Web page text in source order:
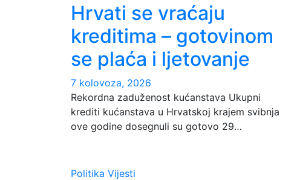
Hrvati se vraćaju
kreditima – gotovinom
se plaća i ljetovanje
7 kolovoza, 2026
Rekordna zaduženost kućanstava Ukupni
krediti kućanstava u Hrvatskoj krajem svibnja
ove godine dosegnuli su gotovo 29…
Politika Vijesti